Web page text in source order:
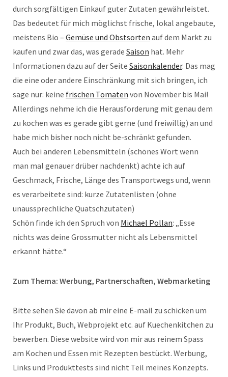
durch sorgfältigen Einkauf guter Zutaten gewährleistet.
Das bedeutet für mich möglichst frische, lokal angebaute,
meistens Bio – Gemüse und Obstsorten auf dem Markt zu
kaufen und zwar das, was gerade Saison hat. Mehr
Informationen dazu auf der Seite Saisonkalender. Das mag
die eine oder andere Einschränkung mit sich bringen, ich
sage nur: keine frischen Tomaten von November bis Mai!
Allerdings nehme ich die Herausforderung mit genau dem
zu kochen was es gerade gibt gerne (und freiwillig) an und
habe mich bisher noch nicht be-schränkt gefunden.
Auch bei anderen Lebensmitteln (schönes Wort wenn
man mal genauer drüber nachdenkt) achte ich auf
Geschmack, Frische, Länge des Transportwegs und, wenn
es verarbeitete sind: kurze Zutatenlisten (ohne
unaussprechliche Quatschzutaten)
Schön finde ich den Spruch von Michael Pollan: „Esse
nichts was deine Grossmutter nicht als Lebensmittel
erkannt hätte.“
Zum Thema: Werbung, Partnerschaften, Webmarketing
Bitte sehen Sie davon ab mir eine E-mail zu schicken um
Ihr Produkt, Buch, Webprojekt etc. auf Kuechenkitchen zu
bewerben. Diese website wird von mir aus reinem Spass
am Kochen und Essen mit Rezepten bestückt. Werbung,
Links und Produkttests sind nicht Teil meines Konzepts.